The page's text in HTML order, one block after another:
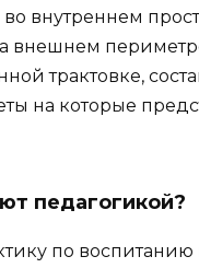
внутреннем
внешнем
трактовке,
на которые
педагогикой?
по воспитанию